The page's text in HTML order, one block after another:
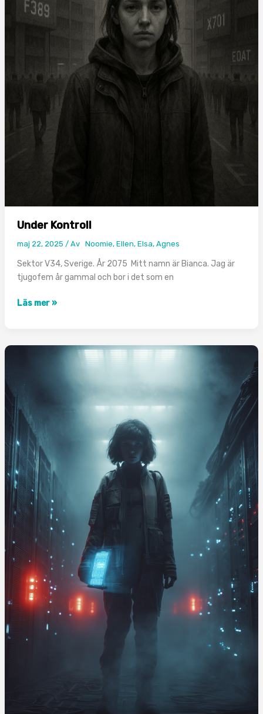
Under Kontroll
maj 22, 2025 / Av Noomie, Ellen, Elsa, Agnes
Sektor V34, Sverige. År 2075 Mitt namn är Bianca. Jag är
tjugofem år gammal och bor i det som en
Under
Läs mer »